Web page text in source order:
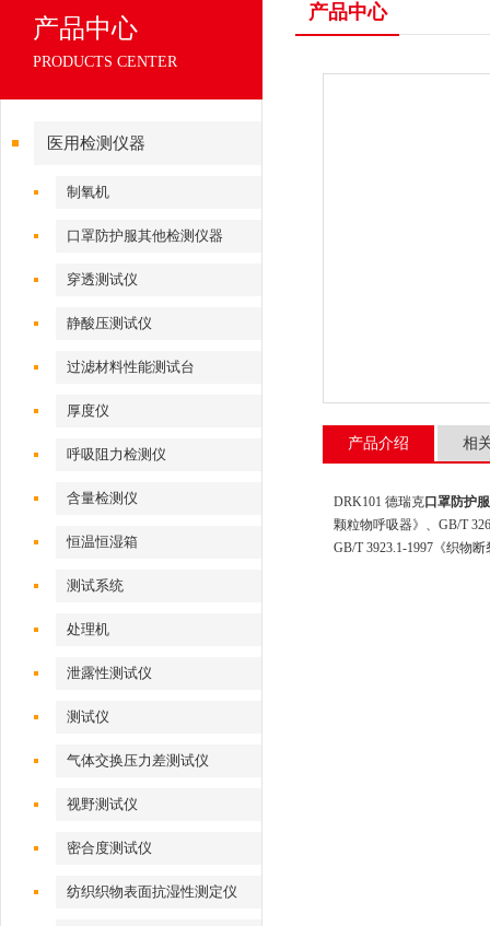
产品中心
PRODUCTS CENTER
医用检测仪器
制氧机
口罩防护服其他检测仪器
穿透测试仪
静酸压测试仪
过滤材料性能测试台
厚度仪
呼吸阻力检测仪
含量检测仪
恒温恒湿箱
测试系统
处理机
泄露性测试仪
测试仪
气体交换压力差测试仪
视野测试仪
密合度测试仪
纺织织物表面抗湿性测定仪
产品中心
产品介绍 相
DRK101 德瑞克口罩防护
颗粒物呼吸器》、GB/T
GB/T 3923.1-1997《织物